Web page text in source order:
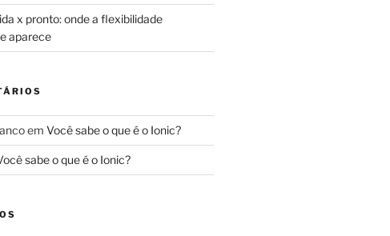
x pronto: onde a flexibilidade
aparece
em Você sabe o que é o Ionic?
sabe o que é o Ionic?